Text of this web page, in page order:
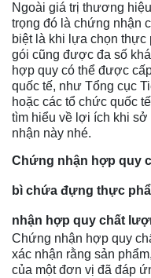
Ngoài giá trị thương
trọng đó là chứng nhận
biệt là khi lựa chọn thực
gói cũng được đa số
hợp quy có thể được
quốc tế, như Tổng cục
hoặc các tổ chức quốc
tìm hiểu về lợi ích khi
nhận này nhé.
Chứng nhận hợp quy
bì chứa đựng thực
nhận hợp quy chất
Chứng nhận hợp quy
xác nhận rằng sản
của một đơn vị đã đáp